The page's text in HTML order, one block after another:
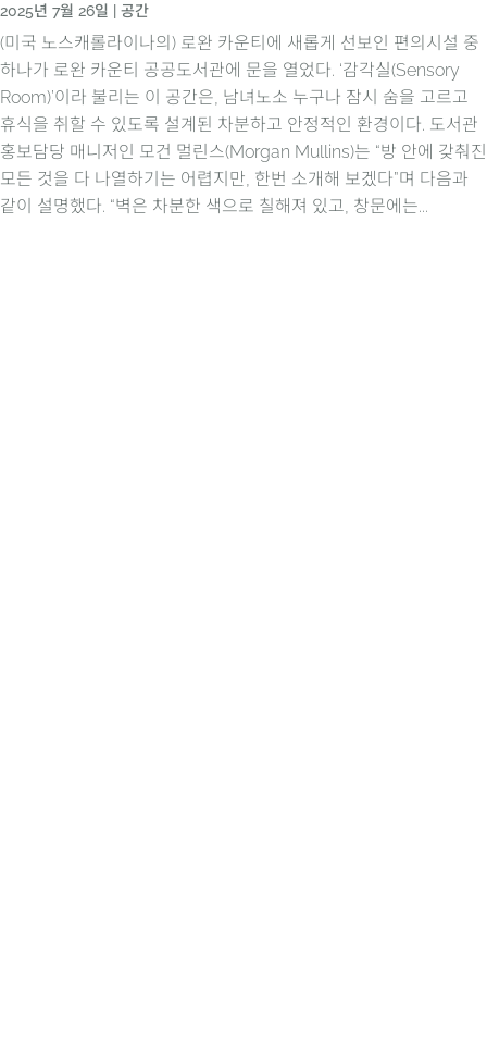
2025년 7월 26일 공간
(미국 노스캐롤라이나의) 로완 카운티에 새롭게 선보인 편의시설 중
하나가 로완 카운티 공공도서관에 문을 열었다. ‘감각실(Sensory
Room)’이라 불리는 이 공간은, 남녀노소 누구나 잠시 숨을 고르고
휴식을 취할 수 있도록 설계된 차분하고 안정적인 환경이다. 도서관
홍보담당 매니저인 모건 멀린스(Morgan Mullins)는 “방 안에 갖춰진
모든 것을 다 나열하기는 어렵지만, 한번 소개해 보겠다”며 다음과
같이 설명했다. “벽은 차분한 색으로 칠해져 있고, 창문에는...